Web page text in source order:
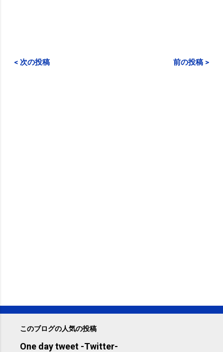
< 次の投稿 前の投稿 >
このブログの人気の投稿
One day tweet -Twitter-